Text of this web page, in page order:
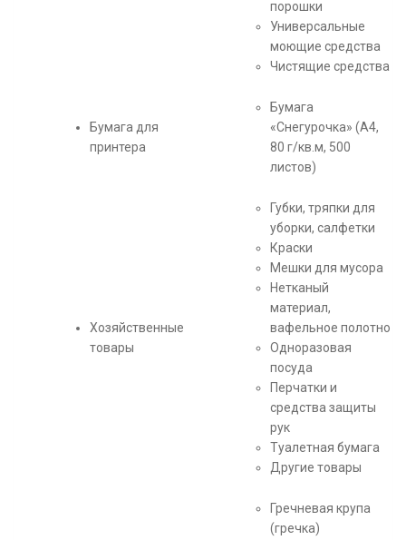
порошки
Универсальные
моющие средства
Чистящие средства
Бумага для
принтера
Бумага
«Снегурочка» (А4,
80 г/кв.м, 500
листов)
Хозяйственные
товары
Губки, тряпки для
уборки, салфетки
Краски
Мешки для мусора
Нетканый
материал,
вафельное полотно
Одноразовая
посуда
Перчатки и
средства защиты
рук
Туалетная бумага
Другие товары
Гречневая крупа
(гречка)